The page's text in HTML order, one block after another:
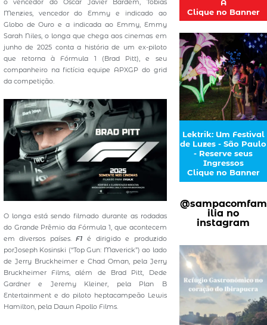
o vencedor do Oscar Javier Bardem, Tobias
Menzies, vencedor do Emmy e indicado ao
Globo de Ouro e a indicada ao Emmy, Emmy
Sarah Niles, o longa que chega aos cinemas em
junho de 2025 conta a história de um ex-piloto
que retorna à Fórmula 1 (Brad Pitt), e seu
companheiro na fictícia equipe APXGP do grid
da competição.
O longa está sendo filmado durante as rodadas
do Grande Prêmio da Fórmula 1, que acontecem
em diversos países.F1 é dirigido e produzido
porJoseph Kosinski (“Top Gun: Maverick”) ao lado
de Jerry Bruckheimer e Chad Oman, pela Jerry
Bruckheimer Films, além de Brad Pitt, Dede
Gardner e Jeremy Kleiner, pela Plan B
Entertainment e do piloto heptacampeão Lewis
Hamilton, pela Dawn Apollo Films.
A
Clique no Banner
Lektrik: Um Festival
de Luzes - São Paulo
- Reserve seus
Ingressos
Clique no Banner
@sampacomfam
ilia no
instagram